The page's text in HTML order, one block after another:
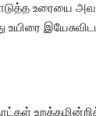
உரையை
உயிரை